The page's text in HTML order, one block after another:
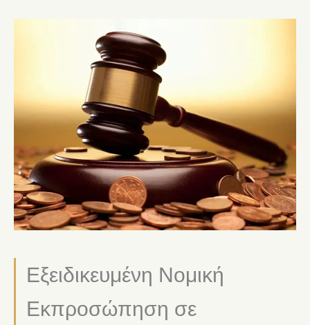
Εξειδικευμένη Νομική
Εκπροσώπηση σε